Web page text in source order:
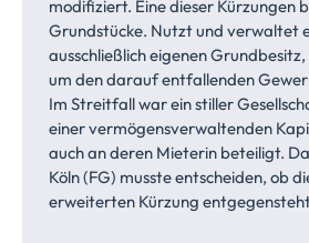
modifiziert. Eine dieser Kürzungen
Grundstücke. Nutzt und verwaltet
ausschließlich eigenen
um den darauf entfallenden
Im Streitfall war ein stiller
einer vermögensverwaltenden
auch an deren Mieterin beteiligt.
Köln (FG) musste entscheiden, ob
erweiterten Kürzung